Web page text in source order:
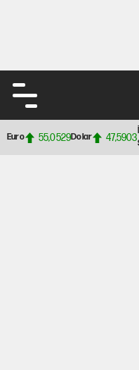
Euro 55,0529Dolar 47,5903